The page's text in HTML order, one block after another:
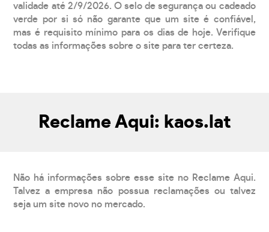
validade até 2/9/2026. O selo de segurança ou cadeado
verde por si só não garante que um site é confiável,
mas é requisito mínimo para os dias de hoje. Verifique
todas as informações sobre o site para ter certeza.
Reclame Aqui: kaos.lat
Não há informações sobre esse site no Reclame Aqui.
Talvez a empresa não possua reclamações ou talvez
seja um site novo no mercado.